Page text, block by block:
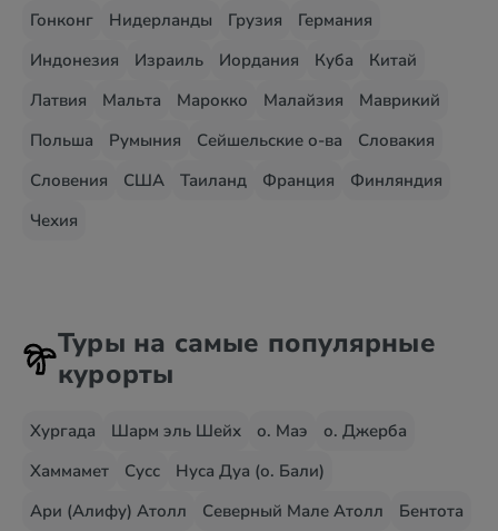
Гонконг
Нидерланды Грузия
Германия
Индонезия
Израиль Иордания Куба
Китай
Латвия
Мальта Марокко Малайзия
Маврикий
Польша
Румыния Сейшельские о-ва
Словакия
Словения
США Таиланд Франция
Финляндия
Чехия
Туры на самые популярные
курорты
Хургада Шарм эль Шейх о. Маэ
о. Джерба
Хаммамет
Сусс
Нуса Дуа (о. Бали)
Ари (Алифу) Атолл
Северный Мале Атолл
Бентота